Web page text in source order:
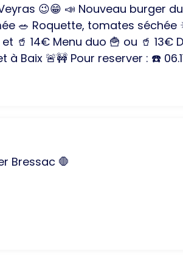
😉😁 📣 Nouveau burger
🥗 Roquette, tomates séchée
🥤 14€ Menu duo 🍟 ou 🥤 13€
🚨🚧 Pour reserver : ☎️
Bressac 🛑